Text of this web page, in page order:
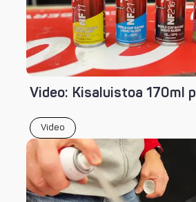
Video: Kisaluistoa 170ml
Video